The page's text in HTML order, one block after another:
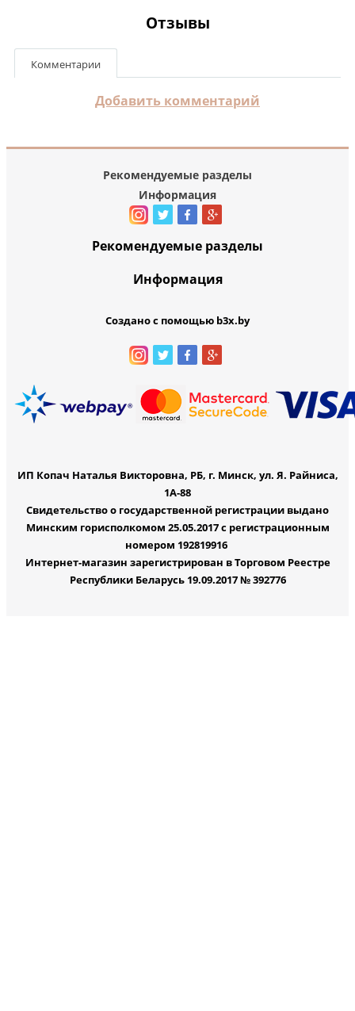
Отзывы
Комментарии
Добавить комментарий
Рекомендуемые разделы
Информация
Рекомендуемые разделы
Информация
Создано с помощью b3x.by
ИП Копач Наталья Викторовна, РБ, г. Минск, ул. Я. Райниса,
1А-88
Свидетельство о государственной регистрации выдано
Минским горисполкомом 25.05.2017 с регистрационным
номером 192819916
Интернет-магазин зарегистрирован в Торговом Реестре
Республики Беларусь 19.09.2017 № 392776